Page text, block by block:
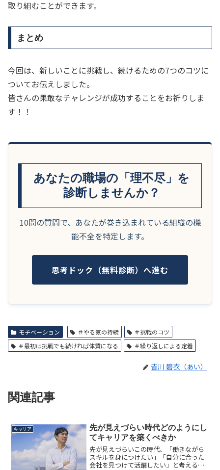
取り組むことができます。
まとめ
今回は、新しいことに挑戦し、続けるための7つのコツに
ついてお伝えしました。
皆さんの果敢なチャレンジが成功することをお祈りしま
す！！
あなたの職場の「理不尽」を
診断しませんか？
10問の質問で、あなたが巻き込まれている組織の機
能不全を特定します。
思考ドック（無料診断）へ進む
モチベーション ＃やる気の持続
＃挑戦のコツ
＃最初は挑戦でも続ければ体質になる
＃繰り返しによる定着
皆川 碧衣（あい）
関連記事
キャリア
先が見えづらい時代どのようにし
てキャリアを築くべきか
先が見えづらいこの時代、「働きながら
スキルを身につけたい」「自分に合った
会社を見つけて活躍したい」と考える人